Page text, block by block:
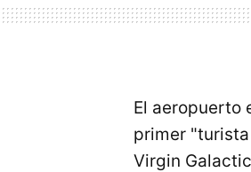
El aeropuerto
primer
Virgin